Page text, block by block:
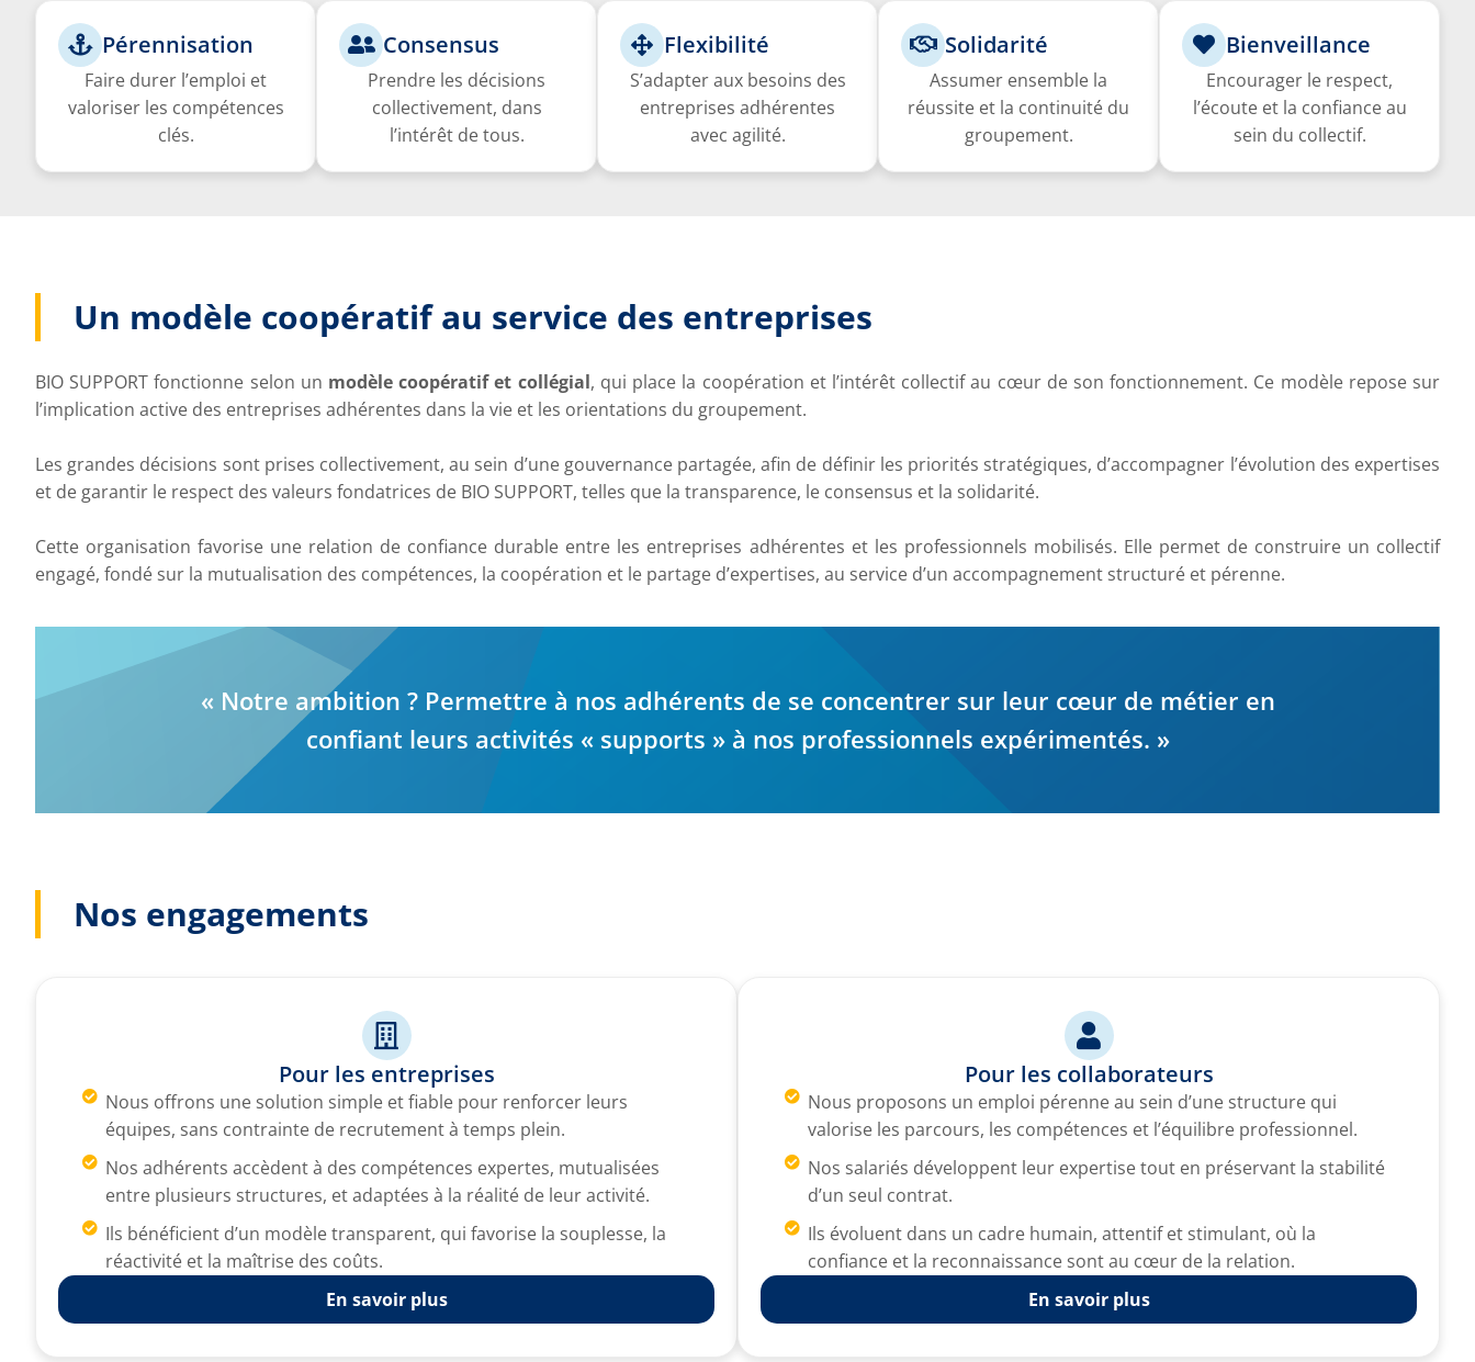
Pérennisation
Faire durer l’emploi et
valoriser les compétences
clés.
Consensus
Prendre les décisions
collectivement, dans
l’intérêt de tous.
Flexibilité
S’adapter aux besoins des
entreprises adhérentes
avec agilité.
Solidarité
Assumer ensemble la
réussite et la continuité du
groupement.
Bienveillance
Encourager le respect,
l’écoute et la confiance au
sein du collectif.
Un modèle coopératif au service des entreprises​
BIO SUPPORT fonctionne selon un modèle coopératif et collégial, qui place la coopération et l’intérêt collectif au cœur de son fonctionnement. Ce modèle repose sur
l’implication active des entreprises adhérentes dans la vie et les orientations du groupement.
Les grandes décisions sont prises collectivement, au sein d’une gouvernance partagée, afin de définir les priorités stratégiques, d’accompagner l’évolution des expertises
et de garantir le respect des valeurs fondatrices de BIO SUPPORT, telles que la transparence, le consensus et la solidarité.
Cette organisation favorise une relation de confiance durable entre les entreprises adhérentes et les professionnels mobilisés. Elle permet de construire un collectif
engagé, fondé sur la mutualisation des compétences, la coopération et le partage d’expertises, au service d’un accompagnement structuré et pérenne.
« Notre ambition ? Permettre à nos adhérents de se concentrer sur leur cœur de métier en
confiant leurs activités « supports » à nos professionnels expérimentés. »
Nos engagements
Pour les entreprises
Nous offrons une solution simple et fiable pour renforcer leurs
équipes, sans contrainte de recrutement à temps plein.
Nos adhérents accèdent à des compétences expertes, mutualisées
entre plusieurs structures, et adaptées à la réalité de leur activité.
Ils bénéficient d’un modèle transparent, qui favorise la souplesse, la
réactivité et la maîtrise des coûts.
En savoir plus
Pour les collaborateurs
Nous proposons un emploi pérenne au sein d’une structure qui
valorise les parcours, les compétences et l’équilibre professionnel.
Nos salariés développent leur expertise tout en préservant la stabilité
d’un seul contrat.
Ils évoluent dans un cadre humain, attentif et stimulant, où la
confiance et la reconnaissance sont au cœur de la relation.
En savoir plus